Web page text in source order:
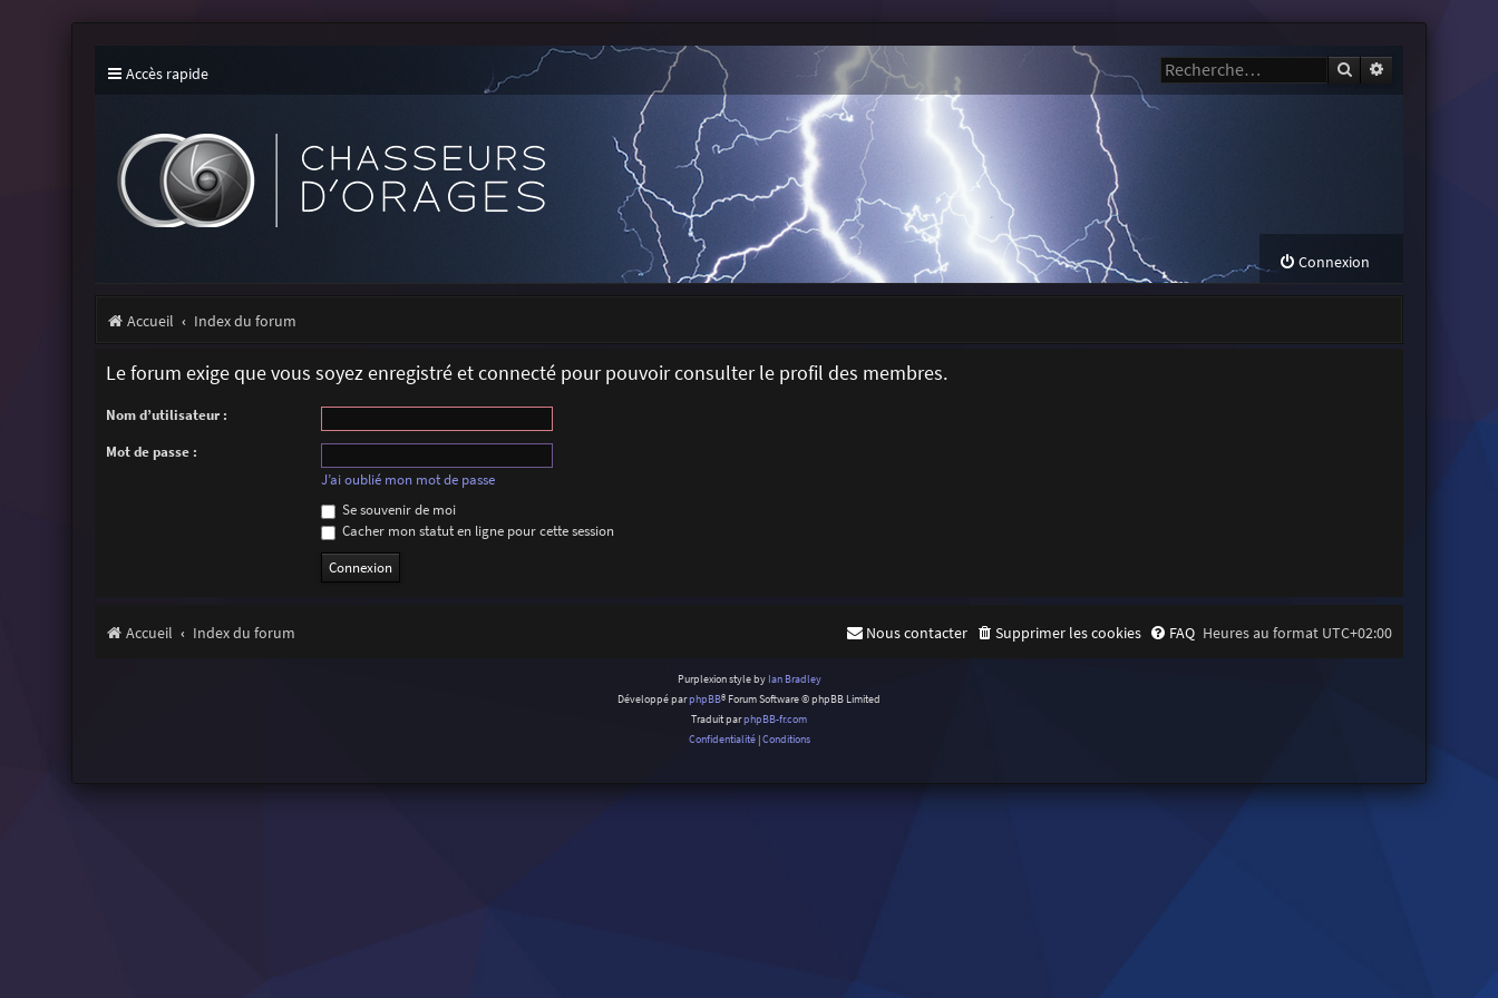
Accès rapide Rechercher
Connexion
Accueil Index du forum
Le forum exige que vous soyez enregistré et connecté pour pouvoir consulter le profil des membres.
Nom d’utilisateur :
Mot de passe :
J’ai oublié mon mot de passe
Se souvenir de moi
Cacher mon statut en ligne pour cette session
Accueil Index du forum Heures au format UTC+02:00
FAQ
Supprimer les cookies
Nous contacter
Purplexion style by Ian Bradley
Développé parphpBB® Forum Software © phpBB Limited
Traduit parphpBB-fr.com
Confidentialité|Conditions